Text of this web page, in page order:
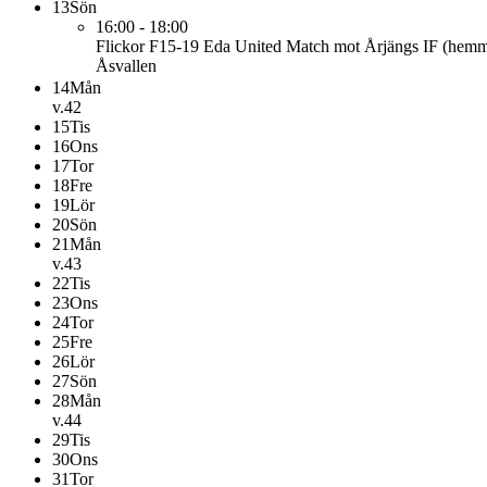
13Sön
16:00 - 18:00
Flickor F15-19 Eda United Match mot Årjängs IF
Åsvallen
14Mån
v.42
15Tis
16Ons
17Tor
18Fre
19Lör
20Sön
21Mån
v.43
22Tis
23Ons
24Tor
25Fre
26Lör
27Sön
28Mån
v.44
29Tis
30Ons
31Tor